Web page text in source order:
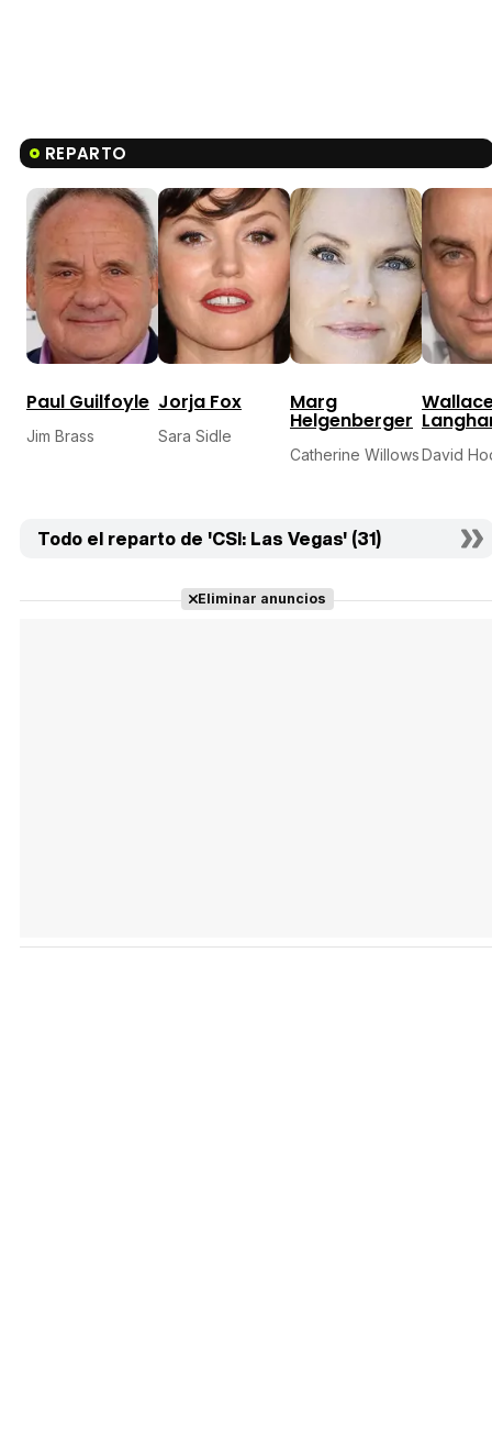
REPARTO
Paul Guilfoyle
Jim Brass
Jorja Fox
Sara Sidle
Marg
Helgenberger
Catherine WillowsDavid
Todo el reparto de 'CSI: Las Vegas' (31)
Eliminar anuncios